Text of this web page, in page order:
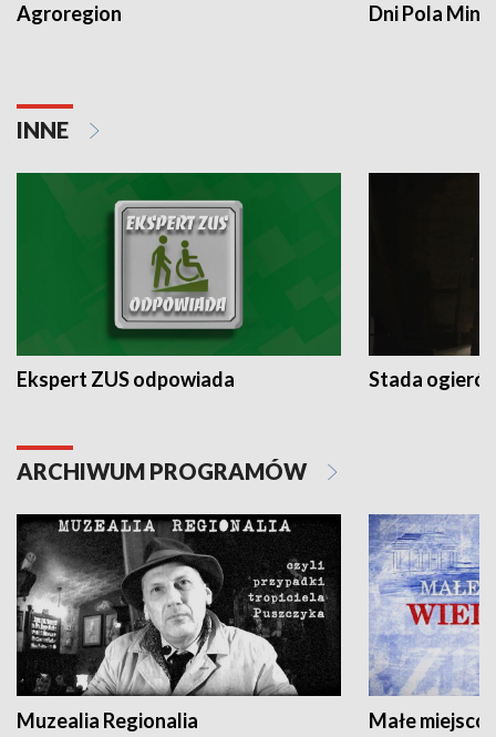
Agroregion Dni Pola
INNE
Ekspert ZUS odpowiada Stada
ARCHIWUM PROGRAMÓW
Muzealia Regionalia Małe